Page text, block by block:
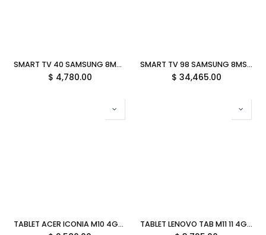
SMART TV 40 SAMSUNG 8MS 60HZ FULL HD VA TIZEN WIFI ETHERNET LH40BEFMVGFXZX GARANTIA CON FABRICANTE
$ 4,780.00
SMART TV 98 SAMSUNG 8MS 120HZ UHD VA ALEXA WIFI USB-A BLUETOOTH LH98BEDHVGFXZX GARANTIA CON FABRICANTE
$ 34,465.00
TABLET ACER ICONIA M10 4GB 64GB MEDIATEK MT8183 ANDROID 12 GRIS NT.LFTAL.002 GARANTIA CON FABRICANTE TABLET LENOVO TAB M11 11 4GB LPDDR4 128GB MEDIATEK HELIO G88 ANDROID 13 INC 4G LTE /LAPIZ/FOLIO CASE VERDE ZADB0359MX GARANTIA CON FABRICANTE